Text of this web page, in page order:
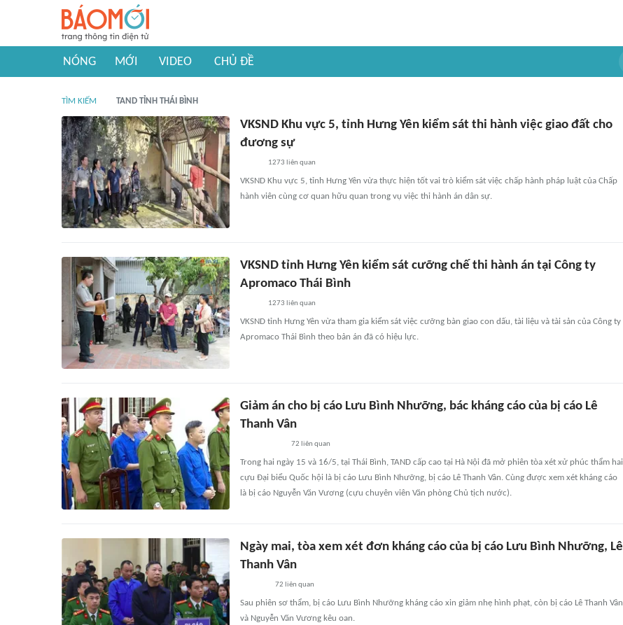
NÓNG MỚI VIDEO CHỦ ĐỀ
TÌM KIẾM TAND TỈNH THÁI BÌNH
VKSND Khu vực 5, tỉnh Hưng Yên kiểm sát thi hành việc giao đất cho
đương sự
1273 liên quan
VKSND Khu vực 5, tỉnh Hưng Yên vừa thực hiện tốt vai trò kiểm sát việc chấp hành pháp luật của Chấp
hành viên cùng cơ quan hữu quan trong vụ việc thi hành án dân sự.
VKSND tỉnh Hưng Yên kiểm sát cưỡng chế thi hành án tại Công ty
Apromaco Thái Bình
1273 liên quan
VKSND tỉnh Hưng Yên vừa tham gia kiểm sát việc cưỡng bàn giao con dấu, tài liệu và tài sản của Công ty
Apromaco Thái Bình theo bản án đã có hiệu lực.
Giảm án cho bị cáo Lưu Bình Nhưỡng, bác kháng cáo của bị cáo Lê
Thanh Vân
72 liên quan
Trong hai ngày 15 và 16/5, tại Thái Bình, TAND cấp cao tại Hà Nội đã mở phiên tòa xét xử phúc thẩm hai
cựu Đại biểu Quốc hội là bị cáo Lưu Bình Nhưỡng, bị cáo Lê Thanh Vân. Cùng được xem xét kháng cáo
là bị cáo Nguyễn Văn Vương (cựu chuyên viên Văn phòng Chủ tịch nước).
Ngày mai, tòa xem xét đơn kháng cáo của bị cáo Lưu Bình Nhưỡng, Lê
Thanh Vân
72 liên quan
Sau phiên sơ thẩm, bị cáo Lưu Bình Nhưỡng kháng cáo xin giảm nhẹ hình phạt, còn bị cáo Lê Thanh Vân
và Nguyễn Văn Vương kêu oan.